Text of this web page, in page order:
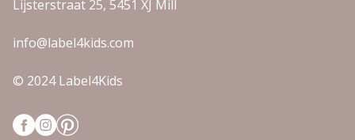
Lijsterstraat 25, 5451 XJ Mill
info@label4kids.com
© 2024 Label4Kids